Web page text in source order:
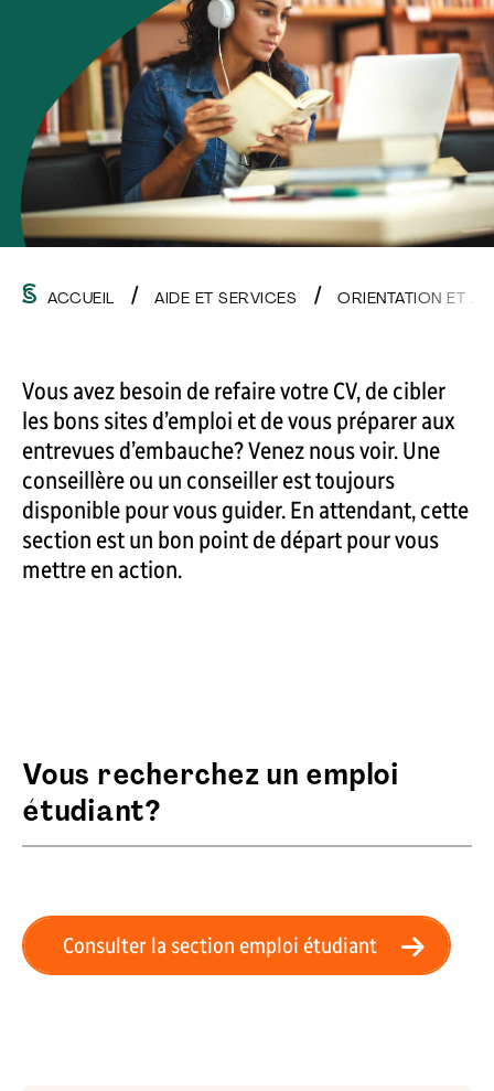
ACCUEIL AIDE ET SERVICES ORIENTATION ET
Vous avez besoin de refaire votre CV, de cibler
les bons sites d’emploi et de vous préparer aux
entrevues d’embauche? Venez nous voir. Une
conseillère ou un conseiller est toujours
disponible pour vous guider. En attendant, cette
section est un bon point de départ pour vous
mettre en action.
Vous recherchez un emploi
étudiant?
Consulter la section emploi étudiant